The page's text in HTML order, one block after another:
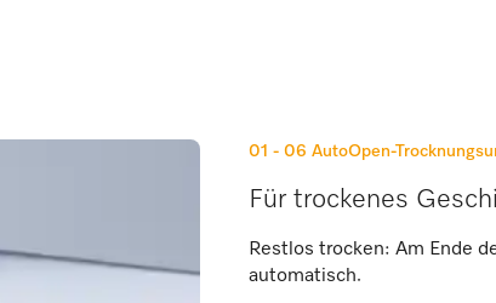
01 - 06 AutoOpen-
Für trockenes
Restlos trocken: Am Ende
automatisch.